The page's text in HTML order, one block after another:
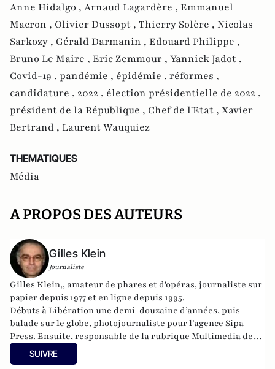
Anne Hidalgo , Arnaud Lagardère , Emmanuel
Macron , Olivier Dussopt , Thierry Solère , Nicolas
Sarkozy , Gérald Darmanin , Edouard Philippe ,
Bruno Le Maire , Eric Zemmour , Yannick Jadot ,
Covid-19 , pandémie , épidémie , réformes ,
candidature , 2022 , élection présidentielle de 2022 ,
président de la République , Chef de l'Etat , Xavier
Bertrand , Laurent Wauquiez
THEMATIQUES
Média
A PROPOS DES AUTEURS
Gilles Klein
Journaliste
Gilles Klein,, amateur de phares et d'opéras, journaliste sur
papier depuis 1977 et en ligne depuis 1995.
Débuts à Libération une demi-douzaine d’années, puis
balade sur le globe, photojournaliste pour l’agence Sipa
Press. Ensuite, responsable de la rubrique Multimedia de
ELLE, avant d’écrire sur les médias à Arrêt sur Images et de
collaborer avec Atlantico. Par ailleurs fut blogueur, avec Le
SUIVRE